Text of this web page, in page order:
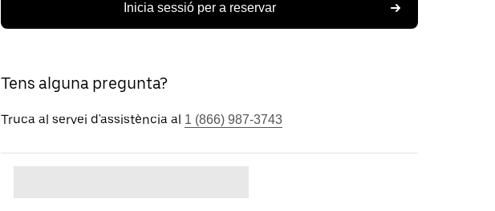
Inicia sessió per a reservar
Tens alguna pregunta?
Truca al servei d'assistència al 1 (866) 987-3743